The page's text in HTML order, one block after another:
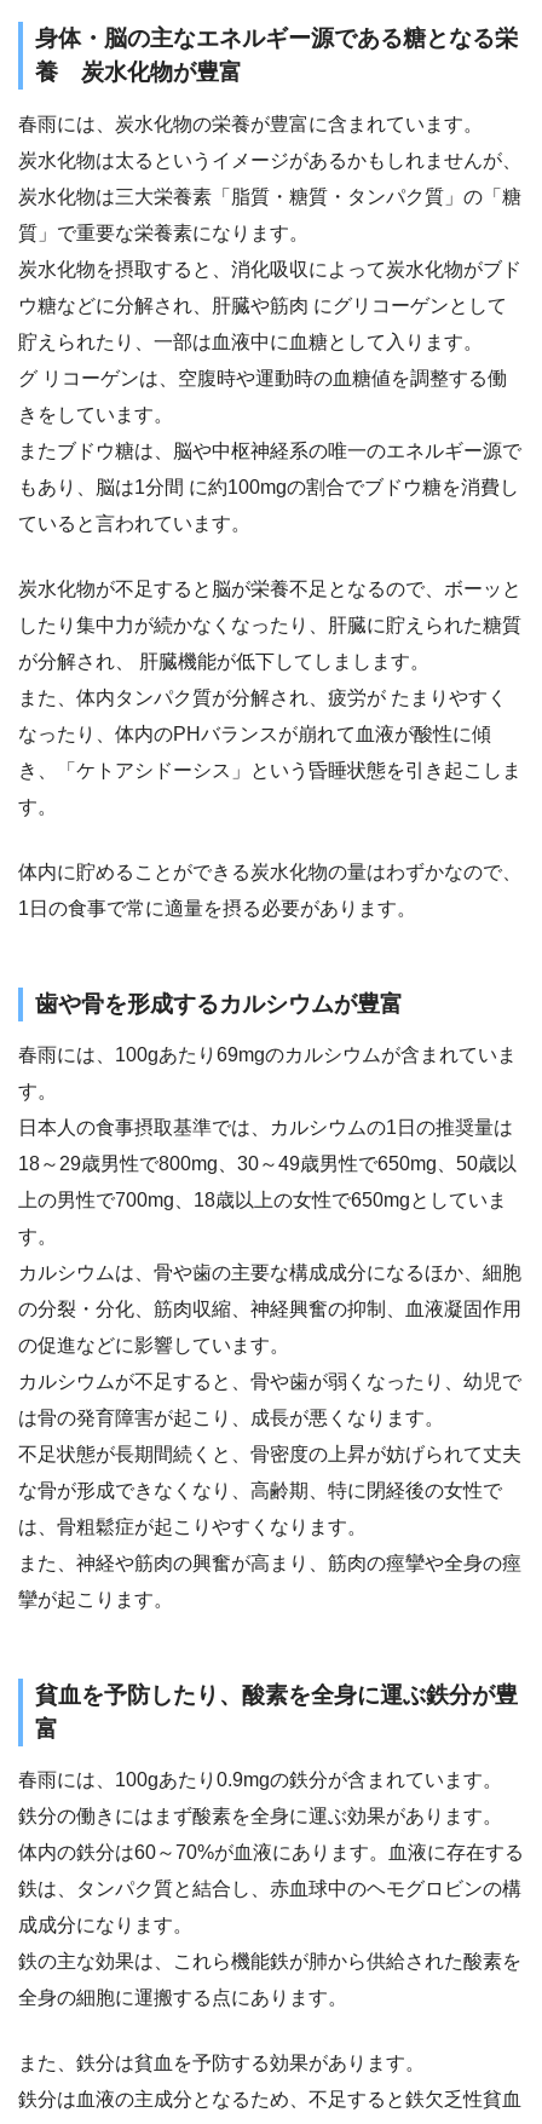
身体・脳の主なエネルギー源である糖となる栄
養 炭水化物が豊富
春雨には、炭水化物の栄養が豊富に含まれています。
炭水化物は太るというイメージがあるかもしれませんが、
炭水化物は三大栄養素「脂質・糖質・タンパク質」の「糖
質」で重要な栄養素になります。
炭水化物を摂取すると、消化吸収によって炭水化物がブド
ウ糖などに分解され、肝臓や筋肉 にグリコーゲンとして
貯えられたり、一部は血液中に血糖として入ります。
グ リコーゲンは、空腹時や運動時の血糖値を調整する働
きをしています。
またブドウ糖は、脳や中枢神経系の唯一のエネルギー源で
もあり、脳は1分間 に約100mgの割合でブドウ糖を消費し
ていると言われています。
炭水化物が不足すると脳が栄養不足となるので、ボーッと
したり集中力が続かなくなったり、肝臓に貯えられた糖質
が分解され、 肝臓機能が低下してしまします。
また、体内タンパク質が分解され、疲労が たまりやすく
なったり、体内のPHバランスが崩れて血液が酸性に傾
き、「ケトアシドーシス」という昏睡状態を引き起こしま
す。
体内に貯めることができる炭水化物の量はわずかなので、
1日の食事で常に適量を摂る必要があります。
歯や骨を形成するカルシウムが豊富
春雨には、100gあたり69mgのカルシウムが含まれていま
す。
日本人の食事摂取基準では、カルシウムの1日の推奨量は
18～29歳男性で800mg、30～49歳男性で650mg、50歳以
上の男性で700mg、18歳以上の女性で650mgとしていま
す。
カルシウムは、骨や歯の主要な構成成分になるほか、細胞
の分裂・分化、筋肉収縮、神経興奮の抑制、血液凝固作用
の促進などに影響しています。
カルシウムが不足すると、骨や歯が弱くなったり、幼児で
は骨の発育障害が起こり、成長が悪くなります。
不足状態が長期間続くと、骨密度の上昇が妨げられて丈夫
な骨が形成できなくなり、高齢期、特に閉経後の女性で
は、骨粗鬆症が起こりやすくなります。
また、神経や筋肉の興奮が高まり、筋肉の痙攣や全身の痙
攣が起こります。
貧血を予防したり、酸素を全身に運ぶ鉄分が豊
富
春雨には、100gあたり0.9mgの鉄分が含まれています。
鉄分の働きにはまず酸素を全身に運ぶ効果があります。
体内の鉄分は60～70%が血液にあります。血液に存在する
鉄は、タンパク質と結合し、赤血球中のヘモグロビンの構
成成分になります。
鉄の主な効果は、これら機能鉄が肺から供給された酸素を
全身の細胞に運搬する点にあります。
また、鉄分は貧血を予防する効果があります。
鉄分は血液の主成分となるため、不足すると鉄欠乏性貧血